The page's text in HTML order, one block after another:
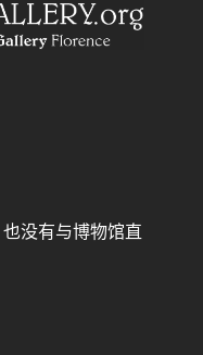
也没有与博物馆直